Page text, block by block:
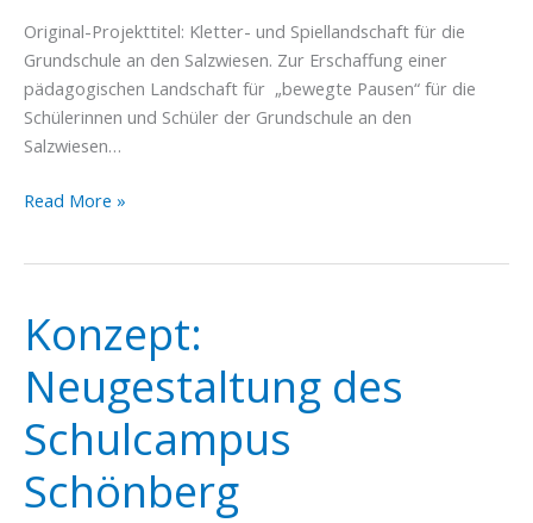
Original-Projekttitel: Kletter- und Spiellandschaft für die
Grundschule an den Salzwiesen. Zur Erschaffung einer
pädagogischen Landschaft für „bewegte Pausen“ für die
Schülerinnen und Schüler der Grundschule an den
Salzwiesen…
Kletter-
an
den
Salzwiesen
Read More »
Konzept:
Neugestaltung des
Schulcampus
Schönberg